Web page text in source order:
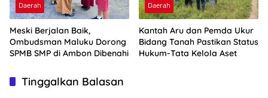
Daerah
Meski Berjalan Baik,
Ombudsman Maluku Dorong
SPMB SMP di Ambon Dibenahi
Daerah
Kantah Aru dan Pemda Ukur
Bidang Tanah Pastikan Status
Hukum-Tata Kelola Aset
Tinggalkan Balasan